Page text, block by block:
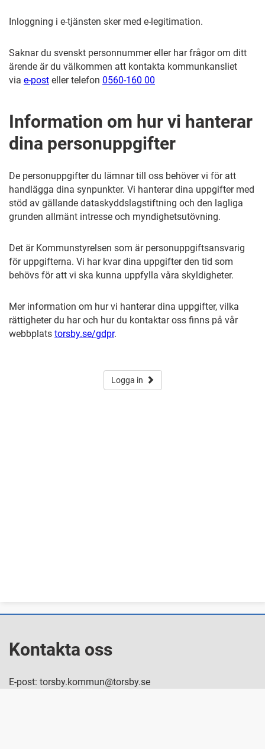
Inloggning i e-tjänsten sker med e-legitimation.
Saknar du svenskt personnummer eller har frågor om ditt
ärende är du välkommen att kontakta kommunkansliet
via e-post eller telefon 0560-160 00
Information om hur vi hanterar
dina personuppgifter
De personuppgifter du lämnar till oss behöver vi för att
handlägga dina synpunkter. Vi hanterar dina uppgifter med
stöd av gällande dataskyddslagstiftning och den lagliga
grunden allmänt intresse och myndighetsutövning.
Det är Kommunstyrelsen som är personuppgiftsansvarig
för uppgifterna. Vi har kvar dina uppgifter den tid som
behövs för att vi ska kunna uppfylla våra skyldigheter.
Mer information om hur vi hanterar dina uppgifter, vilka
rättigheter du har och hur du kontaktar oss finns på vår
webbplats torsby.se/gdpr.
Logga in
Kontakta oss
E-post: torsby.kommun@torsby.se